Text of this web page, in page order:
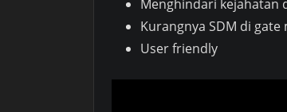
Menghindari kejahatan
Kurangnya SDM di
User friendly